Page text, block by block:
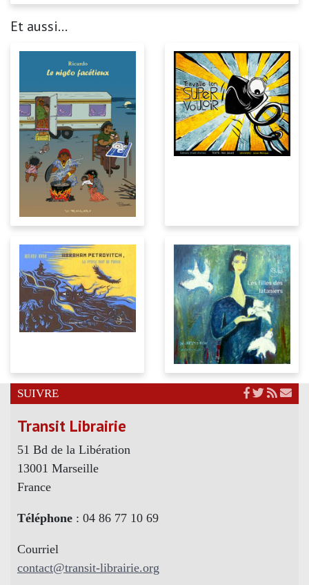
Et aussi...
SUIVRE
Transit Librairie
51 Bd de la Libération
13001 Marseille
France
Téléphone : 04 86 77 10 69
Courriel
contact@transit-librairie.org